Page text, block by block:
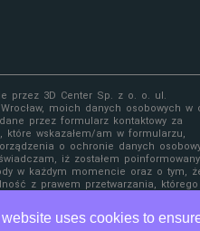
uses cookies to
przez 3D Center Sp. z o. o. ul.
moich danych osobowych w
przez formularz kontaktowy za
które wskazałem/am w formularzu,
o ochronie danych
iż zostałem
w każdym momencie oraz o tym,
z prawem przetwarzania, którego
wycofaniem.